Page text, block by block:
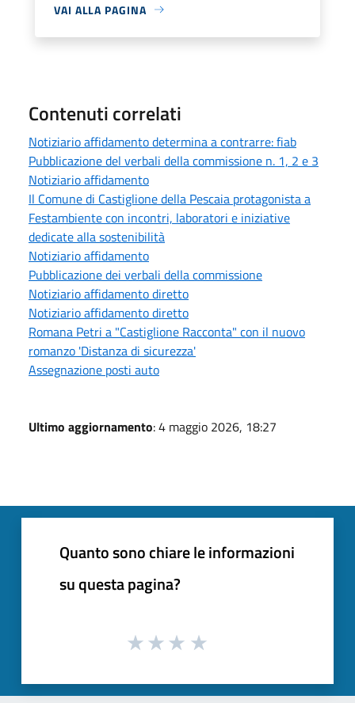
VAI ALLA PAGINA
Contenuti correlati
Notiziario affidamento determina a contrarre: fiab
Pubblicazione del verbali della commissione n. 1, 2 e 3
Notiziario affidamento
Il Comune di Castiglione della Pescaia protagonista a
Festambiente con incontri, laboratori e iniziative
dedicate alla sostenibilità
Notiziario affidamento
Pubblicazione dei verbali della commissione
Notiziario affidamento diretto
Notiziario affidamento diretto
Romana Petri a "Castiglione Racconta" con il nuovo
romanzo 'Distanza di sicurezza'
Assegnazione posti auto
Ultimo aggiornamento: 4 maggio 2026, 18:27
Quanto sono chiare le informazioni
su questa pagina?